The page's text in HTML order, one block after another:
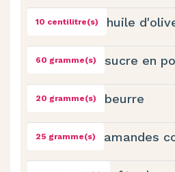
10 centilitre(s) huile
60 gramme(s) sucre en
20 gramme(s) beurre
25 gramme(s) amandes